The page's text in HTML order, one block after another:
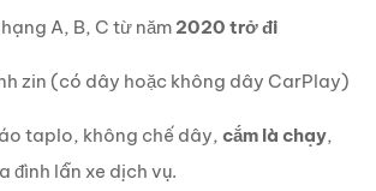
A, B, C từ năm 2020 trở đi
zin (có dây hoặc không dây CarPlay)
taplo, không chế dây, cắm là chạy,
đình lẫn xe dịch vụ.